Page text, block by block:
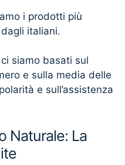
i prodotti più
dagli italiani.
siamo basati sul
e sulla media delle
e sull’assistenza
Naturale: La